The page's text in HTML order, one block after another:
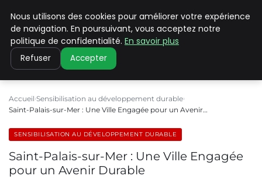
CLIMATE C ADVANCED
Accueil Sensibilisation au développement durable
Saint-Palais-sur-Mer : Une Ville Engagée pour un Avenir…
SENSIBILISATION AU DÉVELOPPEMENT DURABLE
Saint-Palais-sur-Mer : Une Ville Engagée
pour un Avenir Durable
Nous utilisons des cookies pour améliorer votre expérience
de navigation. En poursuivant, vous acceptez notre
politique de confidentialité. En savoir plus
Refuser Accepter